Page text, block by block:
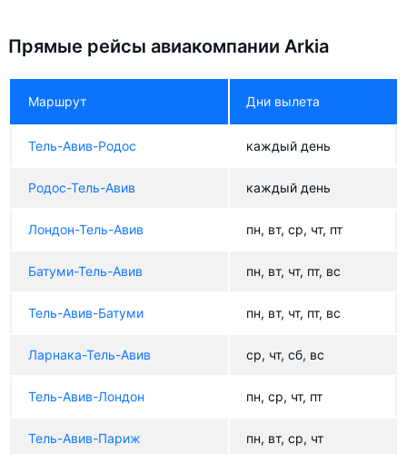
Прямые рейсы авиакомпании Arkia
Маршрут Дни вылета
Тель-Авив-Родос каждый день
Родос-Тель-Авив каждый день
Лондон-Тель-Авив пн, вт, ср, чт, пт
Батуми-Тель-Авив пн, вт, чт, пт, вс
Тель-Авив-Батуми пн, вт, чт, пт, вс
Ларнака-Тель-Авив ср, чт, сб, вс
Тель-Авив-Лондон пн, ср, чт, пт
Тель-Авив-Париж пн, вт, ср, чт